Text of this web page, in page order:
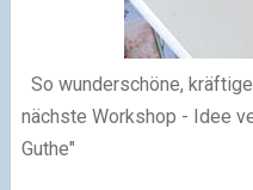
So wunderschöne, kräftige
nächste Workshop - Idee
Guthe"